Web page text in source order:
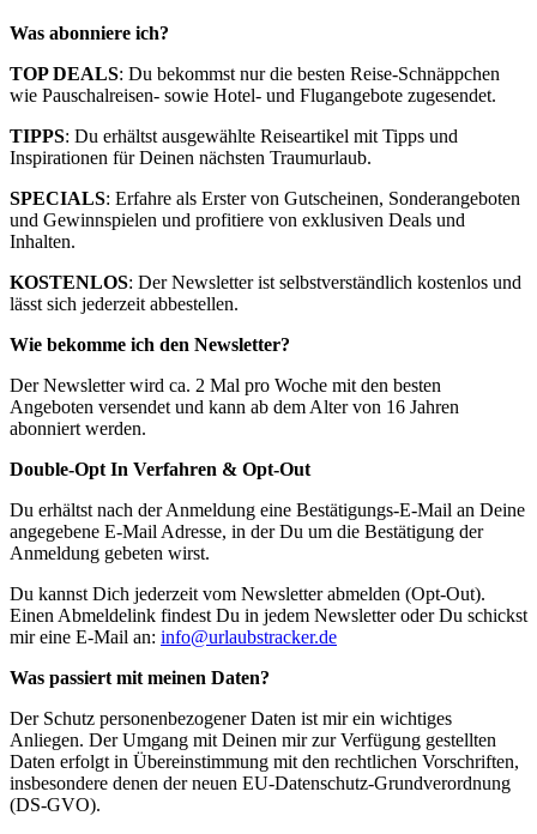
Was abonniere ich?
TOP DEALS: Du bekommst nur die besten Reise-Schnäppchen
wie Pauschalreisen- sowie Hotel- und Flugangebote zugesendet.
TIPPS: Du erhältst ausgewählte Reiseartikel mit Tipps und
Inspirationen für Deinen nächsten Traumurlaub.
SPECIALS: Erfahre als Erster von Gutscheinen, Sonderangeboten
und Gewinnspielen und profitiere von exklusiven Deals und
Inhalten.
KOSTENLOS: Der Newsletter ist selbstverständlich kostenlos und
lässt sich jederzeit abbestellen.
Wie bekomme ich den Newsletter?
Der Newsletter wird ca. 2 Mal pro Woche mit den besten
Angeboten versendet und kann ab dem Alter von 16 Jahren
abonniert werden.
Double-Opt In Verfahren & Opt-Out
Du erhältst nach der Anmeldung eine Bestätigungs-E-Mail an Deine
angegebene E-Mail Adresse, in der Du um die Bestätigung der
Anmeldung gebeten wirst.
Du kannst Dich jederzeit vom Newsletter abmelden (Opt-Out).
Einen Abmeldelink findest Du in jedem Newsletter oder Du schickst
mir eine E-Mail an: info@urlaubstracker.de
Was passiert mit meinen Daten?
Der Schutz personenbezogener Daten ist mir ein wichtiges
Anliegen. Der Umgang mit Deinen mir zur Verfügung gestellten
Daten erfolgt in Übereinstimmung mit den rechtlichen Vorschriften,
insbesondere denen der neuen EU-Datenschutz-Grundverordnung
(DS-GVO).